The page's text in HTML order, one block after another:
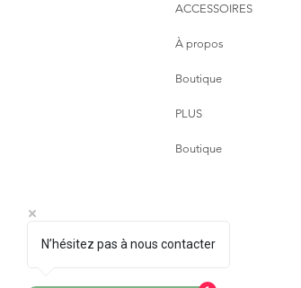
ACCESSOIRES
À propos
Boutique
PLUS
Boutique
N’hésitez pas à nous contacter